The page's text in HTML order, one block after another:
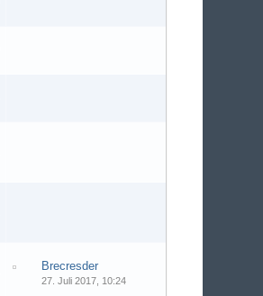
Brecresder
27. Juli 2017, 10:24